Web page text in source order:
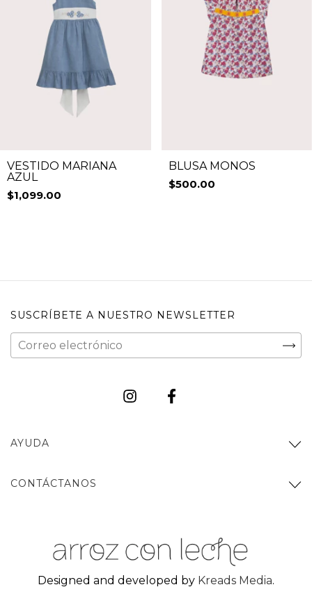
VESTIDO MARIANA
AZUL
$1,099.00
BLUSA MOÑOS
$500.00
SUSCRÍBETE A NUESTRO NEWSLETTER
AYUDA
CONTÁCTANOS
Designed and developed by Kreads Media.